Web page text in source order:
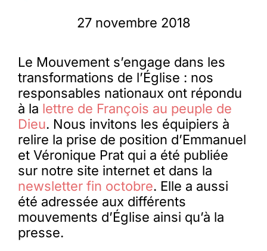
La revue Responsables
27 novembre 2018
Le Mouvement s’engage dans les
transformations de l’Église : nos
responsables nationaux ont répondu
à la lettre de François au peuple de
Dieu. Nous invitons les équipiers à
relire la prise de position d’Emmanuel
et Véronique Prat qui a été publiée
sur notre site internet et dans la
newsletter fin octobre. Elle a aussi
été adressée aux différents
mouvements d’Église ainsi qu’à la
presse.